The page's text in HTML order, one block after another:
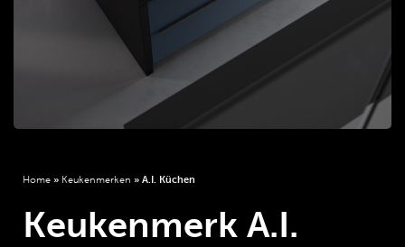
Home » Keukenmerken » A.I. Küchen
Keukenmerk A.I.